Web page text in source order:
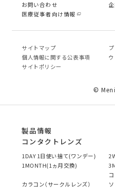
お問い合わせ
医療従事者向け情報
サイトマップ
個⼈情報に関する公表事項
サイトポリシー
©
製品情報
コンタクトレンズ
1DAY 1日使い捨て(ワンデー)
1MONTH(1ヵ月交換)
カラコン（サークルレンズ）